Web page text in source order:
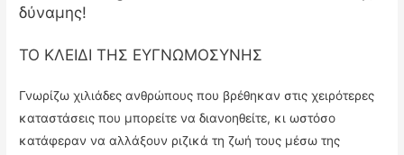
ΤΟ ΚΛΕΙΔΙ ΤΗΣ ΕΥΓΝΩΜΟΣΥΝΗΣ
Γνωρίζω χιλιάδες ανθρώπους που βρέθηκαν στις χειρότερες
καταστάσεις που μπορείτε να διανοηθείτε, κι ωστόσο
κατάφεραν να αλλάξουν ριζικά τη ζωή τους μέσω της